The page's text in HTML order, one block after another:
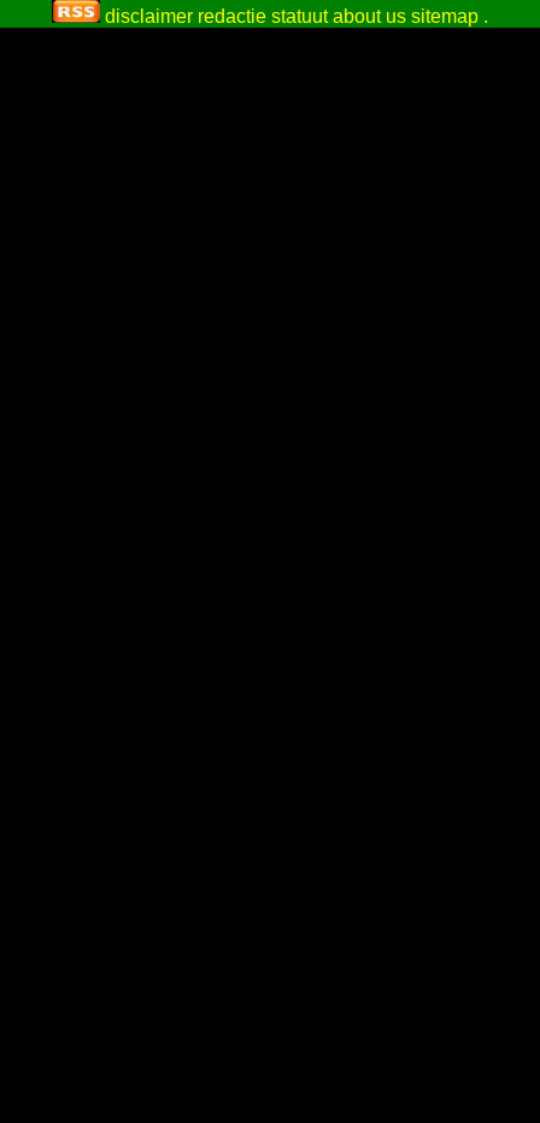
disclaimer redactie statuut about us sitemap .